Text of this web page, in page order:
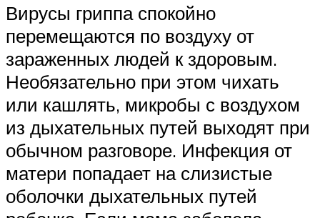
Вирусы гриппа спокойно
перемещаются по воздуху от
зараженных людей к здоровым.
Необязательно при этом чихать
или кашлять, микробы с воздухом
из дыхательных путей выходят при
обычном разговоре. Инфекция от
матери попадает на слизистые
оболочки дыхательных путей